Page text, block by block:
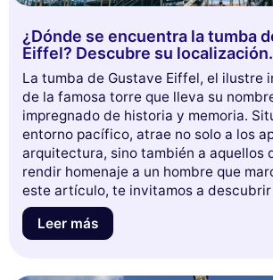
¿Dónde se encuentra la tumba
Eiffel? Descubre su localización.
La tumba de Gustave Eiffel, el ilustre
de la famosa torre que lleva su
impregnado de historia y memoria.
entorno pacífico, atrae no solo a los
arquitectura, sino también a aquellos
rendir homenaje a un hombre que
este artículo, te invitamos a
exacta de esta sepultura, así como las
fascinantes que la rodean. Sumérgete
Leer más